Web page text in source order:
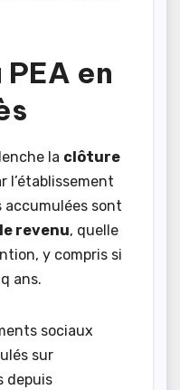
en
la clôture
l’établissement
accumulées sont
revenu, quelle
y compris si
ans.
sociaux
sur
depuis